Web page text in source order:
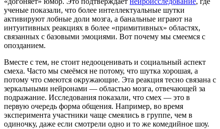
ученые показали, что более интеллектуальные шутки
активируют лобные доли мозга, а банальные играют на
интуитивных реакциях в более «примитивных» областях,
связанных с базовыми эмоциями. Вот почему мы смеемся с
опозданием.
Вместе с тем, не стоит недооценивать и социальный аспект
смеха. Часто мы смеёмся не потому, что шутка хорошая, а
потому что смеются окружающие. Эта реакция тесно связана с
зеркальными нейронами — областью мозга, отвечающей за
подражание. Исследования показали, что смех — это в
первую очередь форма общения. Например, во время
эксперимента участники чаще смеялись в группе, чем в
одиночку, даже если смотрели одно и то же комедийное шоу.